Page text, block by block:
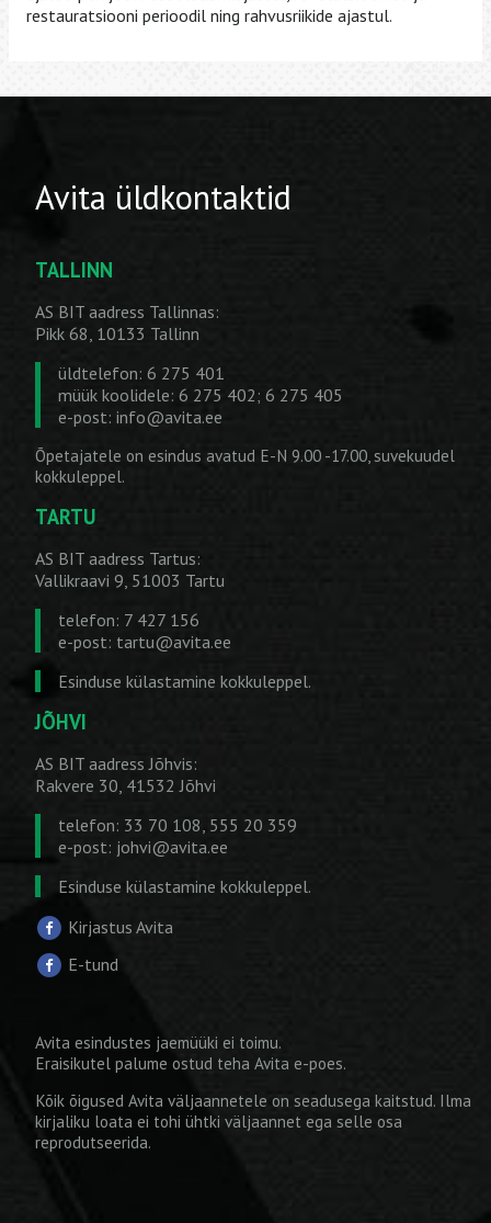
restauratsiooni perioodil ning rahvusriikide ajastul.
Avita üldkontaktid
TALLINN
AS BIT aadress Tallinnas:
Pikk 68, 10133 Tallinn
üldtelefon: 6 275 401
müük koolidele: 6 275 402; 6 275 405
e-post: info@avita.ee
Õpetajatele on esindus avatud E-N 9.00 -17.00, suvekuudel
kokkuleppel.
TARTU
AS BIT aadress Tartus:
Vallikraavi 9, 51003 Tartu
telefon: 7 427 156
e-post: tartu@avita.ee
Esinduse külastamine kokkuleppel.
JÕHVI
AS BIT aadress Jõhvis:
Rakvere 30, 41532 Jõhvi
telefon: 33 70 108, 555 20 359
e-post: johvi@avita.ee
Esinduse külastamine kokkuleppel.
Kirjastus Avita
E-tund
Avita esindustes jaemüüki ei toimu.
Eraisikutel palume ostud teha Avita e-poes.
Kõik õigused Avita väljaannetele on seadusega kaitstud. Ilma
kirjaliku loata ei tohi ühtki väljaannet ega selle osa
reprodutseerida.